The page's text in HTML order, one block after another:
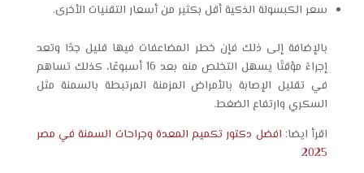
سعر الكبسولة الذكية أقل بكثير من أسعار التقنيات الأخرى.
بالإضافة إلى ذلك فإن خطر المضاعفات فيها قليل جدًا وتعد
إجراءً مؤقتًا يسهل التخلص منه بعد 16 أسبوعًا، كذلك تساهم
في تقليل الإصابة بالأمراض المزمنة المرتبطة بالسمنة مثل
السكري وارتفاع الضغط.
اقرأ ايضا: افضل دكتور تكميم المعدة وجراحات السمنة في مصر
2025